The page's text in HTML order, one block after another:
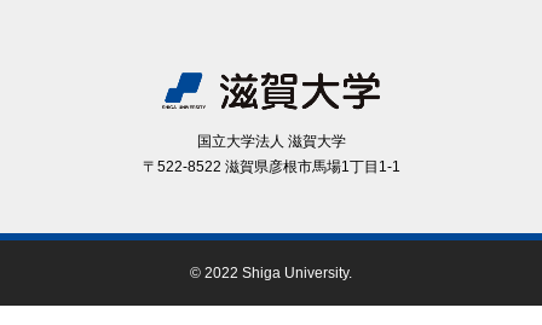
国⽴⼤学法⼈ 滋賀⼤学
〒522-8522 滋賀県彦根市⾺場1丁⽬1-1
© 2022 Shiga University.